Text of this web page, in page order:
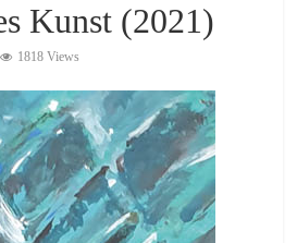
Kunst (2021)
1818 Views